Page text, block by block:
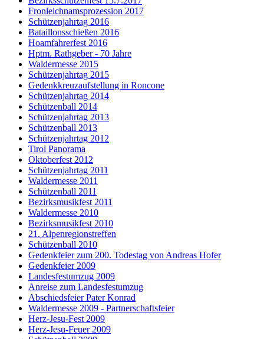
Fronleichnamsprozession 2017
Schützenjahrtag 2016
Bataillonsschießen 2016
Hoamfahrerfest 2016
Hptm. Rathgeber - 70 Jahre
Waldermesse 2015
Schützenjahrtag 2015
Gedenkkreuzaufstellung in Roncone
Schützenjahrtag 2014
Schützenball 2014
Schützenjahrtag 2013
Schützenball 2013
Schützenjahrtag 2012
Tirol Panorama
Oktoberfest 2012
Schützenjahrtag 2011
Waldermesse 2011
Schützenball 2011
Bezirksmusikfest 2011
Waldermesse 2010
Bezirksmusikfest 2010
21. Alpenregionstreffen
Schützenball 2010
Gedenkfeier zum 200. Todestag von Andreas Hofer
Gedenkfeier 2009
Landesfestumzug 2009
Anreise zum Landesfestumzug
Abschiedsfeier Pater Konrad
Waldermesse 2009 - Partnerschaftsfeier
Herz-Jesu-Fest 2009
Herz-Jesu-Feuer 2009